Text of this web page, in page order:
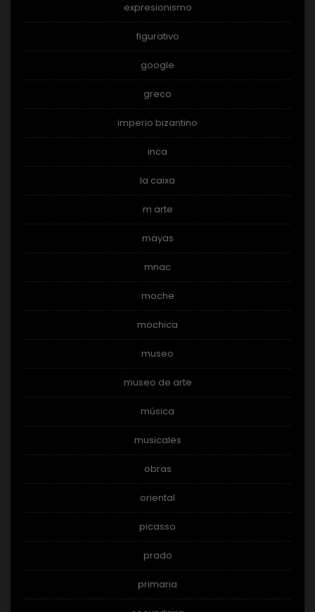
expresionismo
figurativo
google
greco
imperio bizantino
inca
la caixa
m arte
mayas
mnac
moche
mochica
museo
museo de arte
música
musicales
obras
oriental
picasso
prado
primaria